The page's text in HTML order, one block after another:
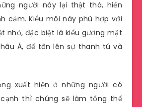
người này lại thật thà, hiền
cảm. Kiểu môi này phù hợp với
nhỏ, đặc biệt là kiểu gương mặt
Á, để tôn lên sự thanh tú và
xuất hiện ở những người có
thì chúng sẽ làm tổng thể